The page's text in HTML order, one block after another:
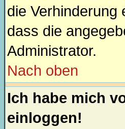
die Verhinderung
dass die
Administrator.
Nach oben
Ich habe mich
einloggen!